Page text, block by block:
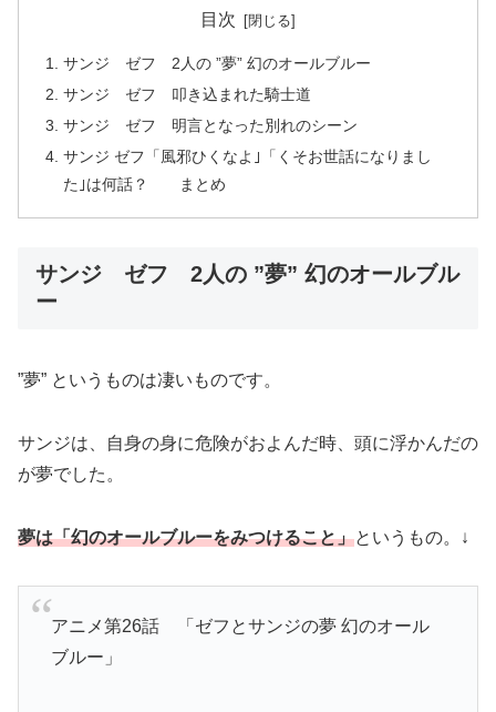
目次
サンジ ゼフ 2人の ”夢” 幻のオールブルー
サンジ ゼフ 叩き込まれた騎士道
サンジ ゼフ 明言となった別れのシーン
サンジ ゼフ「風邪ひくなよ｣「くそお世話になりまし
た｣は何話？ まとめ
サンジ ゼフ 2人の ”夢” 幻のオールブル
ー
”夢” というものは凄いものです。
サンジは、自身の身に危険がおよんだ時、頭に浮かんだの
が夢でした。
夢は「幻のオールブルーをみつけること」というもの。 ↓
アニメ第26話 「ゼフとサンジの夢 幻のオール
ブルー」